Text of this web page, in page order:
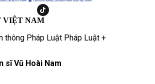
VIỆT NAM
thông Pháp Luật Pháp Luật +
sĩ Vũ Hoài Nam